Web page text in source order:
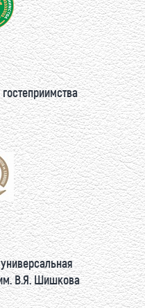
В.Я. Шишкова